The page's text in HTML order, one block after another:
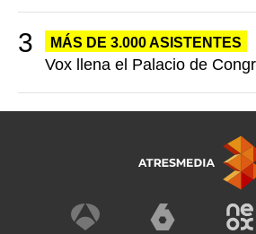
MÁS DE 3.000 ASISTENTES
Vox llena el Palacio de